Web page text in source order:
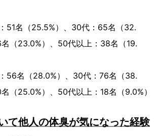
51名（25.5%）、30代：65名（32.
（23.0%）、50代以上：38名（19.
56名（28.0%）、30代：76名（38.
（25.0%）、50代以上：18名（9.0%）
て他人の体臭が気になった経験